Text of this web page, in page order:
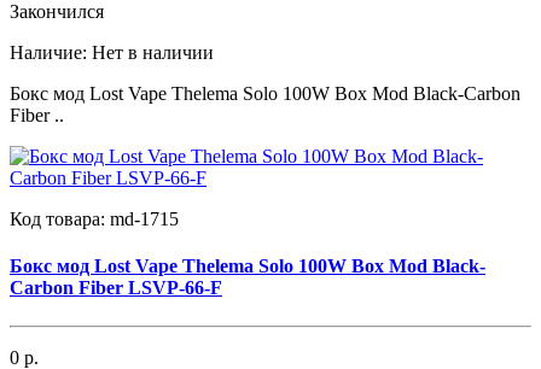
Закончился
Наличие: Нет в наличии
Бокс мод Lost Vape Thelema Solo 100W Box Mod Black-Carbon
Fiber ..
Код товара: md-1715
Бокс мод Lost Vape Thelema Solo 100W Box Mod Black-
Carbon Fiber LSVP-66-F
0 р.